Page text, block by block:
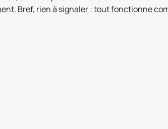
Bref, rien à signaler : tout fonctionne